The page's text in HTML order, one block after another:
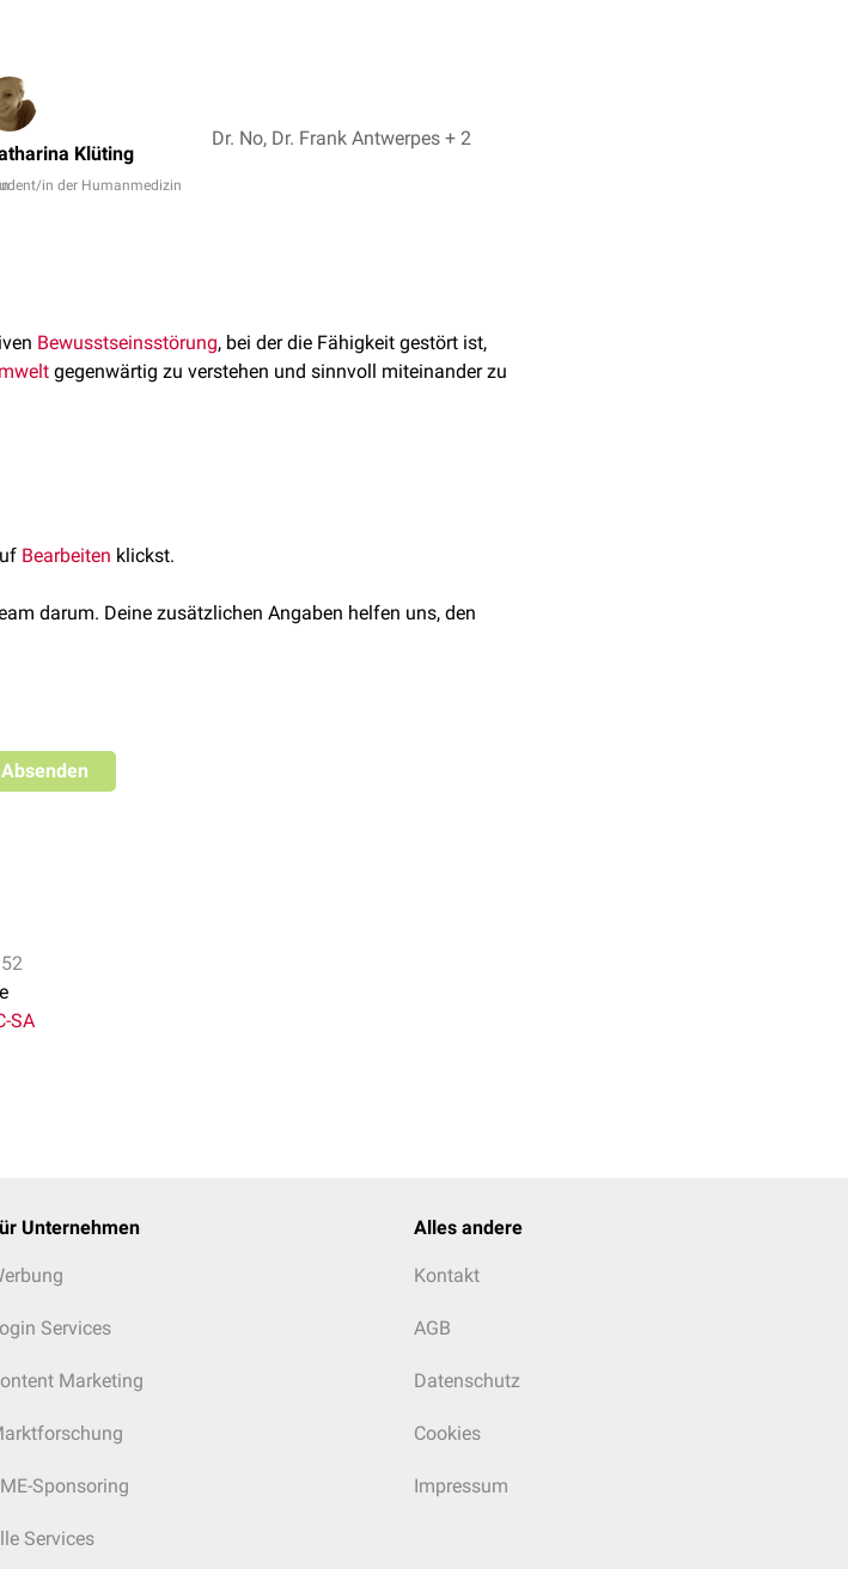
Klüting
in der Humanmedizin
Dr. No, Dr. Frank Antwerpes + 2
Bewusstseinsstörung, bei der die Fähigkeit gestört ist,
gegenwärtig zu verstehen und sinnvoll miteinander zu
Bearbeiten klickst.
darum. Deine zusätzlichen Angaben helfen uns, den
Absenden
SA
Unternehmen
Services
Marketing
Sponsoring
Services
Alles andere
Kontakt
AGB
Datenschutz
Cookies
Impressum